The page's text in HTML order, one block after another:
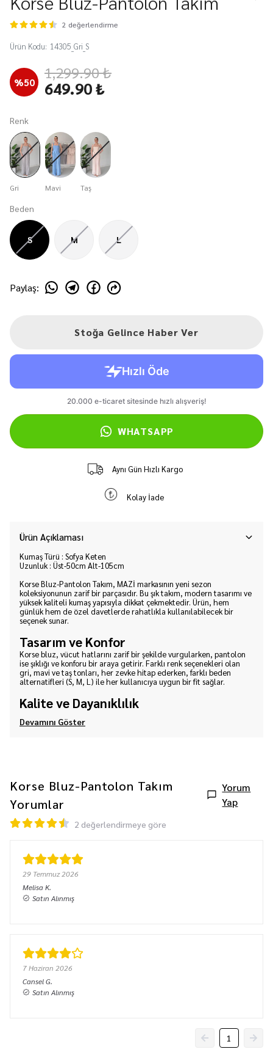
2 değerlendirme
Ürün Kodu: 14305_Gri_S
%50 1,299.90 ₺
649.90 ₺
Renk
Gri Mavi Taş
Beden
S M L
Paylaş:
Stoğa Gelince Haber Ver
WHATSAPP
Aynı Gün Hızlı Kargo
Kolay İade
Ürün Açıklaması
Kumaş Türü : Sofya Keten
Uzunluk : Üst-50cm Alt-105cm
Korse Bluz-Pantolon Takım, MAZİ markasının yeni sezon
koleksiyonunun zarif bir parçasıdır. Bu şık takım, modern tasarımı ve
yüksek kaliteli kumaş yapısıyla dikkat çekmektedir. Ürün, hem
günlük hem de özel davetlerde rahatlıkla kullanılabilecek bir
seçenek sunar.
Tasarım ve Konfor
Korse bluz, vücut hatlarını zarif bir şekilde vurgularken, pantolon
ise şıklığı ve konforu bir araya getirir. Farklı renk seçenekleri olan
gri, mavi ve taş tonları, her zevke hitap ederken, farklı beden
alternatifleri (S, M, L) ile her kullanıcıya uygun bir fit sağlar.
Kalite ve Dayanıklılık
Devamını Göster
Korse Bluz-Pantolon Takım
Yorumlar
Yorum
Yap
2 değerlendirmeye göre
29 Temmuz 2026
MelisaK.
Satın Alınmış
7 Haziran 2026
CanselG.
Satın Alınmış
1